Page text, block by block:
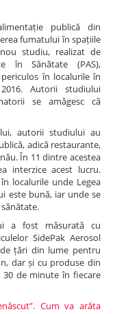
publică din
fumatului în spațiile
studiu, realizat de
în Sănătate (PAS),
în localurile în
Autorii studiului
se amăgesc că
autorii studiului au
adică restaurante,
În 11 dintre acestea
interzice acest lucru.
localurile unde Legea
este bună, iar unde se
a fost măsurată cu
SidePak Aerosol
țări din lume pentru
dar și cu produse din
de minute în fiecare
Cum va arăta